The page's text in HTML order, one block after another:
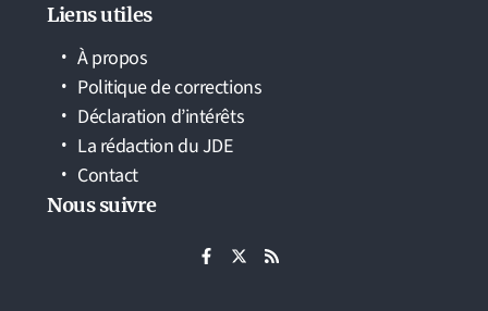
Liens utiles
À propos
Politique de corrections
Déclaration d’intérêts
La rédaction du JDE
Contact
Nous suivre